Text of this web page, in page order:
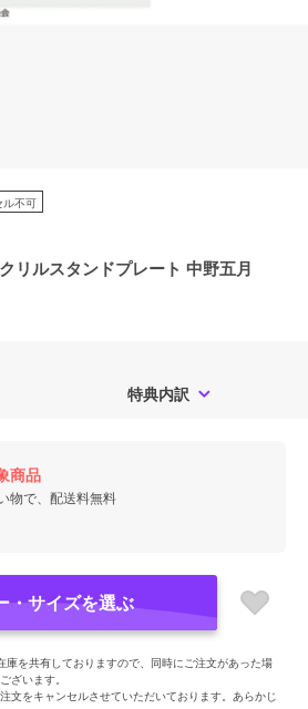
ル不可
リルスタンドプレート 中野五月
特典内訳
商品
物で、配送料無料
・サイズを選ぶ
庫を共有しておりますので、同時にご注文があった場
ざいます。
文をキャンセルさせていただいております。あらかじ